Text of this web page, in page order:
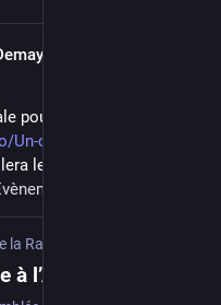
pour interroger l'avenir
Un-colloque-a-l-A
le colloque "Vivantes,
la Radio & du Podcast